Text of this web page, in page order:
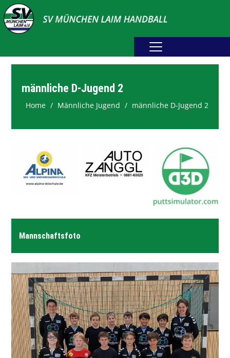
Home
Jugend
Spielplan
Sponsoring
Downloads
Webshop
männliche D-Jugend 2
Home Männliche Jugend männliche D-Jugend 2
Mannschaftsfoto